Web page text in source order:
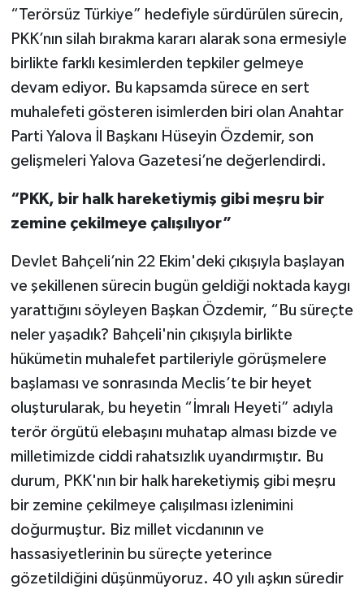
“Terörsüz Türkiye” hedefiyle sürdürülen sürecin,
PKK’nın silah bırakma kararı alarak sona ermesiyle
birlikte farklı kesimlerden tepkiler gelmeye
devam ediyor. Bu kapsamda sürece en sert
muhalefeti gösteren isimlerden biri olan Anahtar
Parti Yalova İl Başkanı Hüseyin Özdemir, son
gelişmeleri Yalova Gazetesi’ne değerlendirdi.
“PKK, bir halk hareketiymiş gibi meşru bir
zemine çekilmeye çalışılıyor”
Devlet Bahçeli’nin 22 Ekim'deki çıkışıyla başlayan
ve şekillenen sürecin bugün geldiği noktada kaygı
yarattığını söyleyen Başkan Özdemir, “Bu süreçte
neler yaşadık? Bahçeli'nin çıkışıyla birlikte
hükümetin muhalefet partileriyle görüşmelere
başlaması ve sonrasında Meclis’te bir heyet
oluşturularak, bu heyetin “İmralı Heyeti” adıyla
terör örgütü elebaşını muhatap alması bizde ve
milletimizde ciddi rahatsızlık uyandırmıştır. Bu
durum, PKK'nın bir halk hareketiymiş gibi meşru
bir zemine çekilmeye çalışılması izlenimini
doğurmuştur. Biz millet vicdanının ve
hassasiyetlerinin bu süreçte yeterince
gözetildiğini düşünmüyoruz. 40 yılı aşkın süredir